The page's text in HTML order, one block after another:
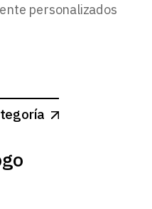
personalizados